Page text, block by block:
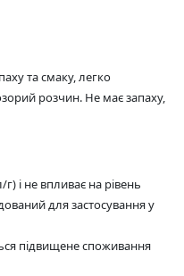
та смаку, легко
розчин. Не має запаху,
і не впливає на рівень
для застосування у
підвищене споживання